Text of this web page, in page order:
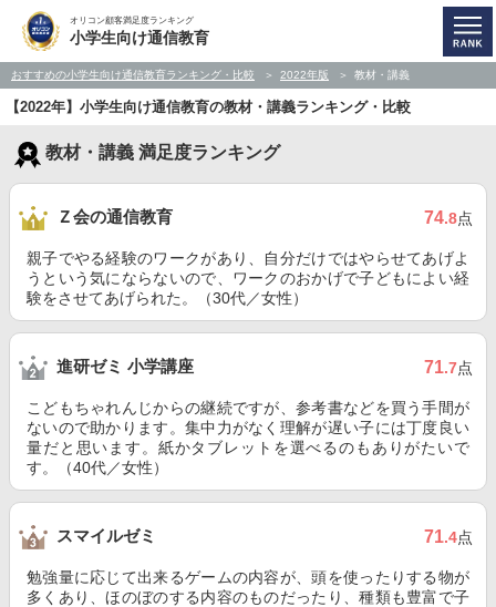
オリコン顧客満足度ランキング
小学生向け通信教育
おすすめの小学生向け通信教育ランキング・比較 2022年版 教材・講義
【2022年】小学生向け通信教育の教材・講義ランキング・比較
教材・講義 満足度ランキング
Ｚ会の通信教育 74.8点
親子でやる経験のワークがあり、自分だけではやらせてあげよ
うという気にならないので、ワークのおかげで子どもによい経
験をさせてあげられた。（30代／女性）
進研ゼミ 小学講座 71.7点
こどもちゃれんじからの継続ですが、参考書などを買う手間が
ないので助かります。集中力がなく理解が遅い子には丁度良い
量だと思います。紙かタブレットを選べるのもありがたいで
す。（40代／女性）
スマイルゼミ 71.4点
勉強量に応じて出来るゲームの内容が、頭を使ったりする物が
多くあり、ほのぼのする内容のものだったり、種類も豊富で子